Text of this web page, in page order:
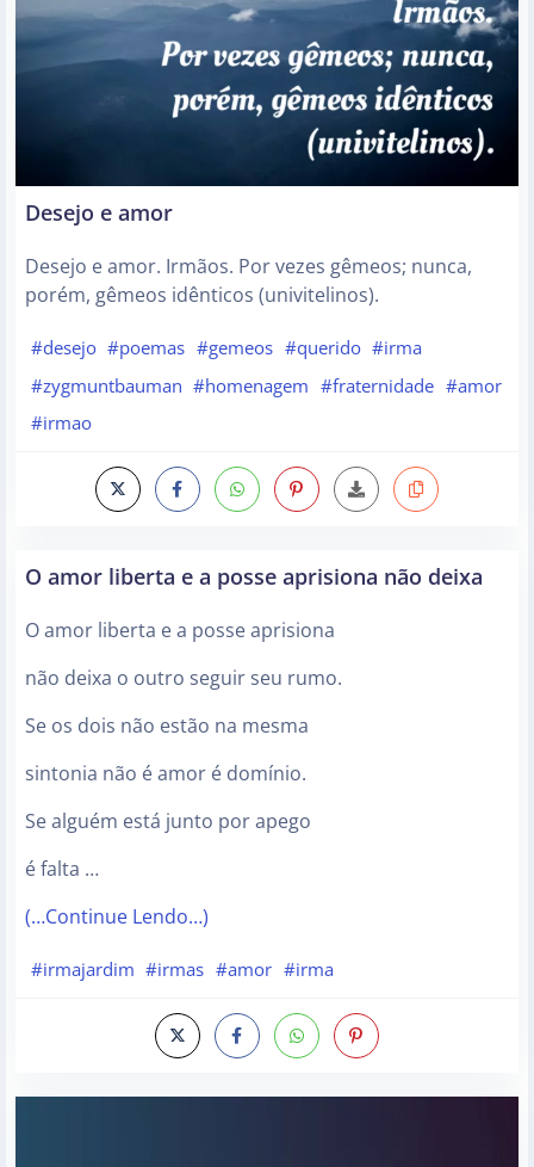
Desejo e amor
Desejo e amor. Irmãos. Por vezes gêmeos; nunca,
porém, gêmeos idênticos (univitelinos).
#desejo #poemas #gemeos #querido #irma
#zygmuntbauman #homenagem #fraternidade #amor
#irmao
O amor liberta e a posse aprisiona não deixa
O amor liberta e a posse aprisiona
não deixa o outro seguir seu rumo.
Se os dois não estão na mesma
sintonia não é amor é domínio.
Se alguém está junto por apego
é falta …
(…Continue Lendo…)
#irmajardim #irmas #amor #irma